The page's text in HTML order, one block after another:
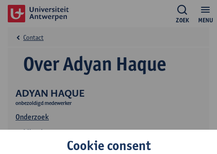
MENU
ZOEK
ADYAN HAQUE
onbezoldigd medewerker
Onderzoek
Publicaties
Over Adyan Haque
Contact
Cookie consent